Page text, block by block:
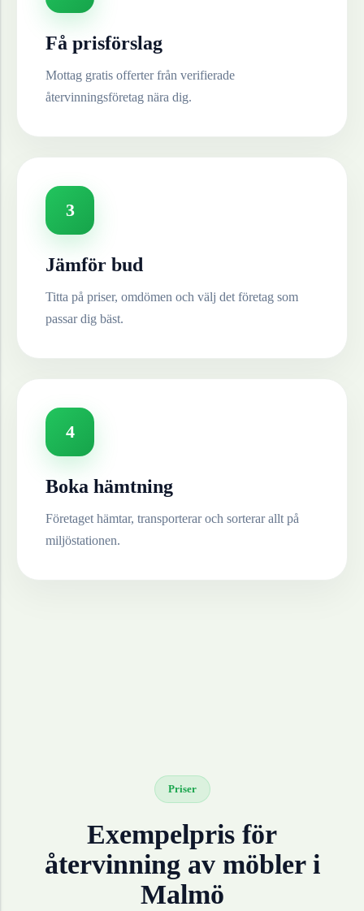
Få prisförslag
Mottag gratis offerter från verifierade
återvinningsföretag nära dig.
3
Jämför bud
Titta på priser, omdömen och välj det företag som
passar dig bäst.
4
Boka hämtning
Företaget hämtar, transporterar och sorterar allt på
miljöstationen.
Priser
Exempelpris för
återvinning av möbleri
Malmö